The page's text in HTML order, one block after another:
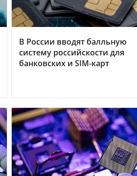
В России вводят балльную
систему российскости для
банковских и SIM-карт